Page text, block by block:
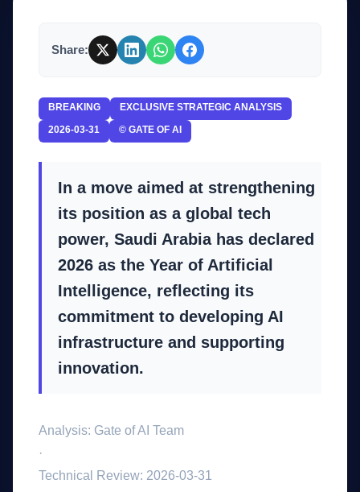
Share:
BREAKING
EXCLUSIVE STRATEGIC ANALYSIS
2026-03-31
© GATE OF AI
In a move aimed at strengthening
its position as a global tech
power, Saudi Arabia has declared
2026 as the Year of Artificial
Intelligence, reflecting its
commitment to developing AI
infrastructure and supporting
innovation.
Analysis: Gate of AI Team
·
Technical Review: 2026-03-31